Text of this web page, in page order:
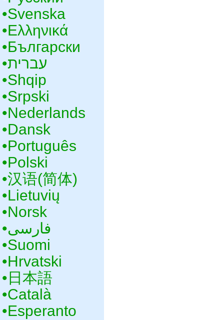
•‎Svenska
•‎Ελληνικά
•‎Български
•‎עברית
•‎Shqip
•‎Srpski
•‎Nederlands
•‎Dansk
•‎Português
•‎Polski
•‎汉语(简体)
•‎Lietuvių
•‎Norsk
•‎فارسی
•‎Suomi
•‎Hrvatski
•‎日本語
•‎Català
•‎Esperanto